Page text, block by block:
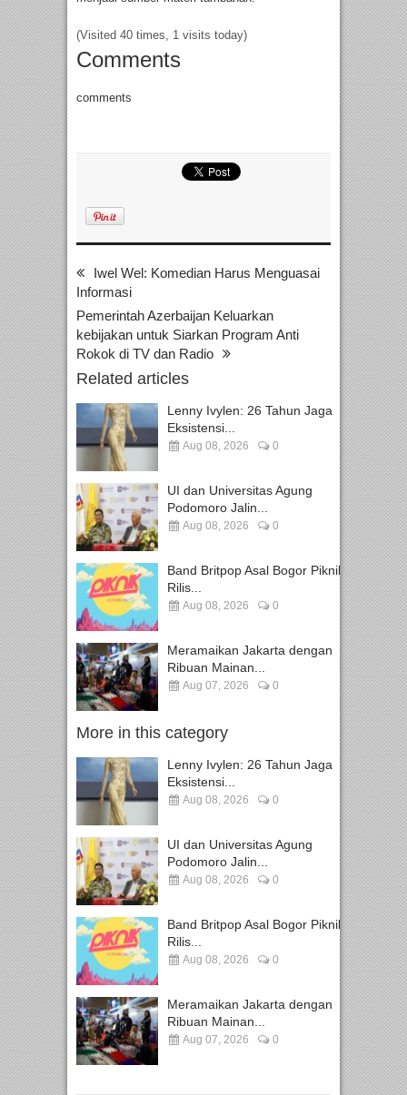
(Visited 40 times, 1 visits today)
Comments
comments
Iwel Wel: Komedian Harus Menguasai
Informasi
Pemerintah Azerbaijan Keluarkan
kebijakan untuk Siarkan Program Anti
Rokok di TV dan Radio
Related articles
Lenny Ivylen: 26 Tahun Jaga
Eksistensi...
Aug 08, 2026 0
UI dan Universitas Agung
Podomoro Jalin...
Aug 08, 2026 0
Band Britpop Asal Bogor Piknik
Rilis...
Aug 08, 2026 0
Meramaikan Jakarta dengan
Ribuan Mainan...
Aug 07, 2026 0
More in this category
Lenny Ivylen: 26 Tahun Jaga
Eksistensi...
Aug 08, 2026 0
UI dan Universitas Agung
Podomoro Jalin...
Aug 08, 2026 0
Band Britpop Asal Bogor Piknik
Rilis...
Aug 08, 2026 0
Meramaikan Jakarta dengan
Ribuan Mainan...
Aug 07, 2026 0